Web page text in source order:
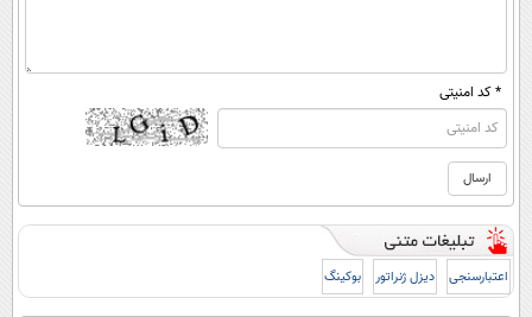
* کد امنیتی
اعتبارسنجی دیزل ژنراتور بوکینگ